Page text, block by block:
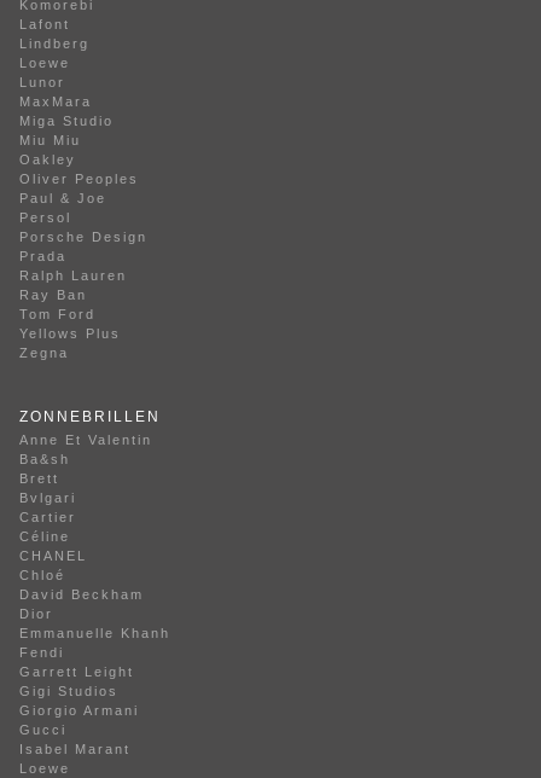
Komorebi
Lafont
Lindberg
Loewe
Lunor
MaxMara
Miga Studio
Miu Miu
Oakley
Oliver Peoples
Paul & Joe
Persol
Porsche Design
Prada
Ralph Lauren
Ray Ban
Tom Ford
Yellows Plus
Zegna
ZONNEBRILLEN
Anne Et Valentin
Ba&sh
Brett
Bvlgari
Cartier
Céline
CHANEL
Chloé
David Beckham
Dior
Emmanuelle Khanh
Fendi
Garrett Leight
Gigi Studios
Giorgio Armani
Gucci
Isabel Marant
Loewe